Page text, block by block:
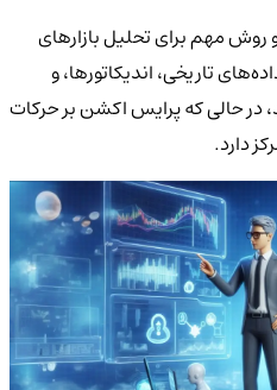
مهم برای تحلیل بازارهای
تاریخی، اندیکاتورها، و
در حالی که پرایس اکشن بر حرکات
دارد.